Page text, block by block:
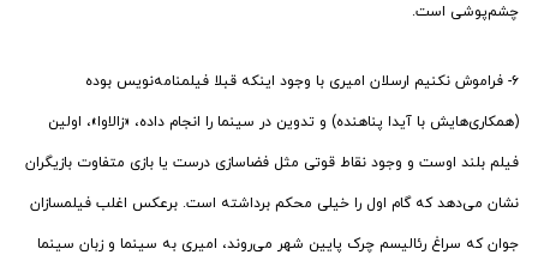
چشم‌پوشی است.
۶- فراموش نکنیم ارسلان امیری با وجود اینکه قبلا فیلمنامه‌نویس بوده
(همکاری‌هایش با آیدا پناهنده) و تدوین در سینما را انجام داده، «زالاوا»، اولین
فیلم بلند اوست و وجود نقاط قوتی مثل فضاسازی درست یا بازی متفاوت بازیگران
نشان می‌دهد که گام اول را خیلی محکم برداشته است. برعکس اغلب فیلمسازان
جوان که سراغ رئالیسم چرک پایین شهر می‌روند، امیری به سینما و زبان سینما